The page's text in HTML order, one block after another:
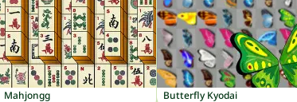
Mahjongg Butterfly Kyodai